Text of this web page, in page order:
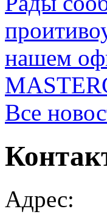
нашем
Все
Адрес: